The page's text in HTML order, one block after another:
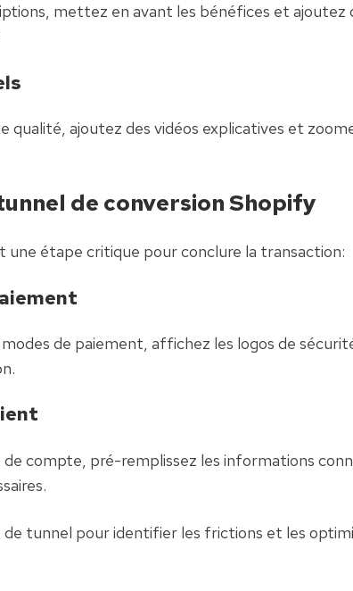
mettez en avant les bénéfices et ajoutez
qualité, ajoutez des vidéos explicatives et
de conversion Shopify
une étape critique pour conclure la transaction:
de paiement, affichez les logos de
compte, pré-remplissez les informations
de tunnel pour identifier les frictions et les